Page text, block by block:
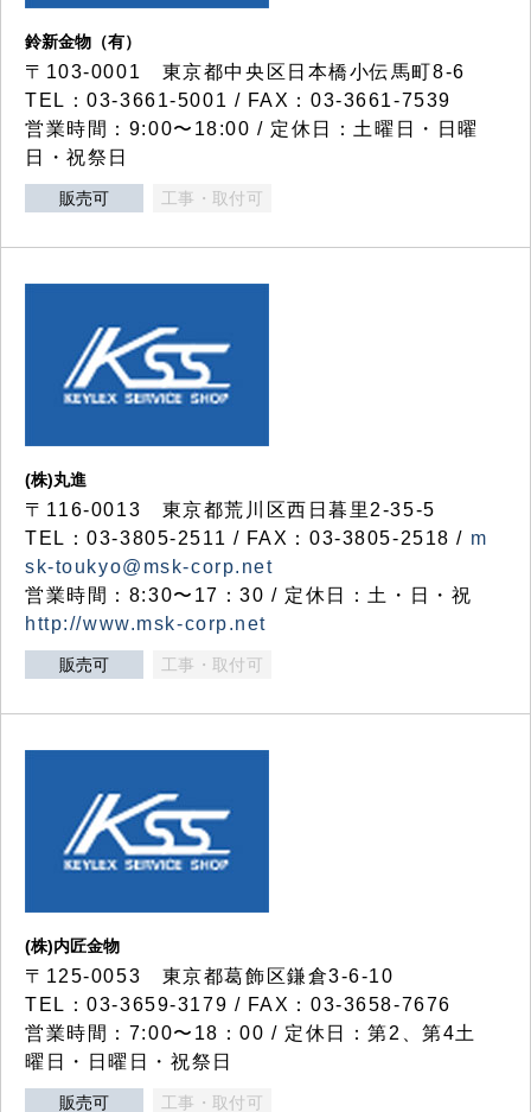
鈴新金物（有）
〒103-0001 東京都中央区日本橋小伝馬町8-6
TEL：03-3661-5001 / FAX：03-3661-7539
営業時間：9:00〜18:00 / 定休日：土曜日・日曜
日・祝祭日
販売可 工事・取付可
(株)丸進
〒116-0013 東京都荒川区西日暮里2-35-5
TEL：03-3805-2511 / FAX：03-3805-2518 / m
sk-toukyo@msk-corp.net
営業時間：8:30〜17：30 / 定休日：土・日・祝
http://www.msk-corp.net
販売可 工事・取付可
(株)内匠金物
〒125-0053 東京都葛飾区鎌倉3-6-10
TEL：03-3659-3179 / FAX：03-3658-7676
営業時間：7:00〜18：00 / 定休日：第2、第4土
曜日・日曜日・祝祭日
販売可 工事・取付可